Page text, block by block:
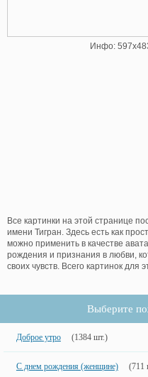
Инфо:
Все картинки на этой странице
имени Тигран. Здесь есть как
можно применить в качестве
рождения и признания в любви,
своих чувств. Всего картинок для
Выберите
Доброе утро (1384 шт.)
С днем рождения (женщине) (711